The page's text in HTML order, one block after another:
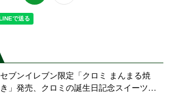
セブンイレブン限定「クロミ まんまる焼
き」発売、クロミの誕生日記念スイーツ、